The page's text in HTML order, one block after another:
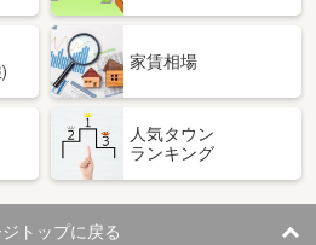
家賃相場
人気タウン
ランキング
トップに戻る